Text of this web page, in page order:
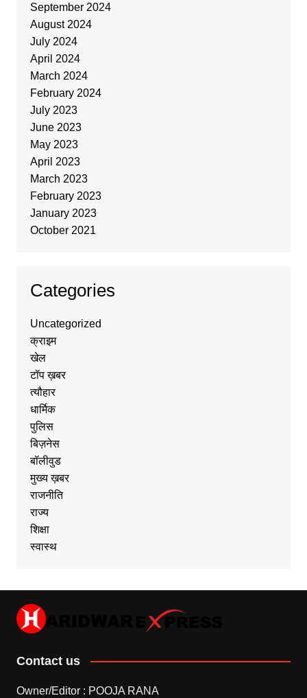
September 2024
August 2024
July 2024
April 2024
March 2024
February 2024
July 2023
June 2023
May 2023
April 2023
March 2023
February 2023
January 2023
October 2021
Categories
Uncategorized
क्राइम
खेल
टॉप ख़बर
त्यौहार
धार्मिक
पुलिस
बिज़नेस
बॉलीवुड
मुख्य ख़बर
राजनीति
राज्य
शिक्षा
स्वास्थ
Contact us
Owner/Editor : POOJA RANA